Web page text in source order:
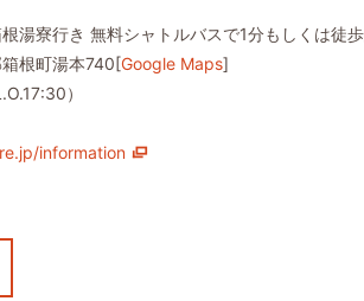
湯寮行き 無料シャトルバスで1分もしくは徒
根町湯本740[Google Maps]
）
information